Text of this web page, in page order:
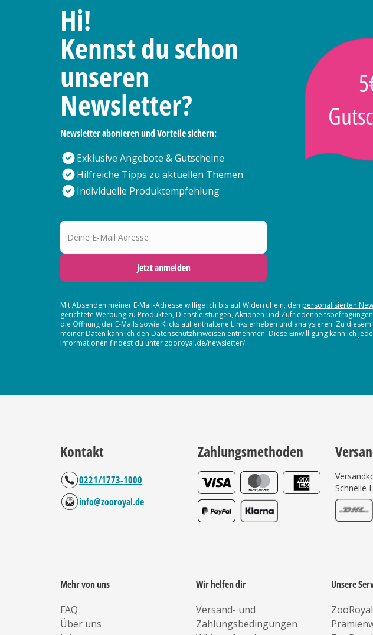
Hi!
Kennst du schon
unseren
Newsletter?
Newsletter abonieren und Vorteile sichern:
Exklusive Angebote & Gutscheine
Hilfreiche Tipps zu aktuellen Themen
Individuelle Produktempfehlung
Deine E-Mail Adresse
Jetzt anmelden
Mit Absenden meiner E-Mail-Adresse willige ich bis auf Widerruf ein, den personalisierten
gerichtete Werbung zu Produkten, Dienstleistungen, Aktionen und
die Öffnung der E-Mails sowie Klicks auf enthaltene Links erheben und analysieren. Zu
meiner Daten kann ich den Datenschutzhinweisen entnehmen. Diese Einwilligung kann ich
Informationen findest du unter zooroyal.de/newsletter/.
Kontakt
0221/1773-1000
info@zooroyal.de
Zahlungsmethoden
Schnelle
Mehr von uns
FAQ
Über uns
Wir helfen dir
Versand- und
Zahlungsbedingungen
Unsere